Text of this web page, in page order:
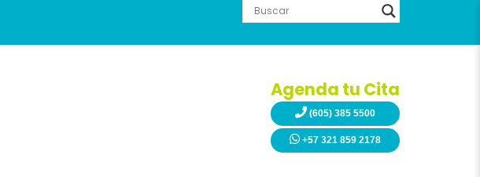
Agenda tu Cita
(605) 385 5500
+57 321 859 2178